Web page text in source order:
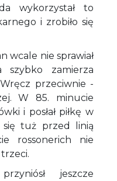
wykorzystał to
i zrobiło się
wcale nie sprawiał
szybko zamierza
przeciwnie -
W 85. minucie
i posłał piłkę w
się tuż przed linią
rossonerich nie
jeszcze